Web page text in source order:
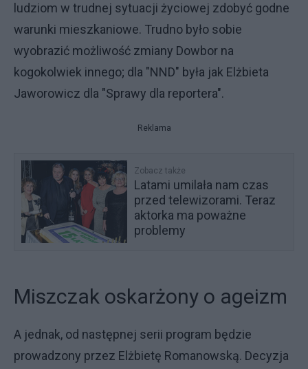
ludziom w trudnej sytuacji życiowej zdobyć godne
warunki mieszkaniowe. Trudno było sobie
wyobrazić możliwość zmiany Dowbor na
kogokolwiek innego; dla "NND" była jak Elżbieta
Jaworowicz dla "Sprawy dla reportera".
Reklama
Zobacz także
Latami umilała nam czas
przed telewizorami. Teraz
aktorka ma poważne
problemy
Miszczak oskarżony o ageizm
A jednak, od następnej serii program będzie
prowadzony przez Elżbietę Romanowską. Decyzja